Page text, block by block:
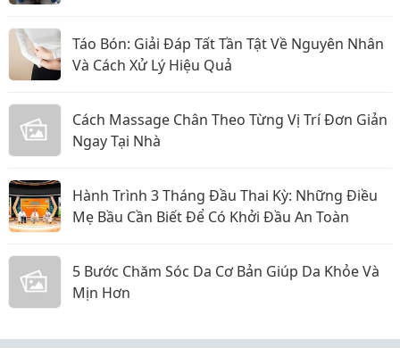
Táo Bón: Giải Đáp Tất Tần Tật Về Nguyên Nhân
Và Cách Xử Lý Hiệu Quả
Cách Massage Chân Theo Từng Vị Trí Đơn Giản
Ngay Tại Nhà
Hành Trình 3 Tháng Đầu Thai Kỳ: Những Điều
Mẹ Bầu Cần Biết Để Có Khởi Đầu An Toàn
5 Bước Chăm Sóc Da Cơ Bản Giúp Da Khỏe Và
Mịn Hơn